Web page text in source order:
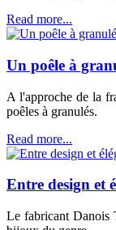
Read more...
Un poêle à
A l'approche de la
poêles à granulés.
Read more...
Entre design et
Le fabricant Danois